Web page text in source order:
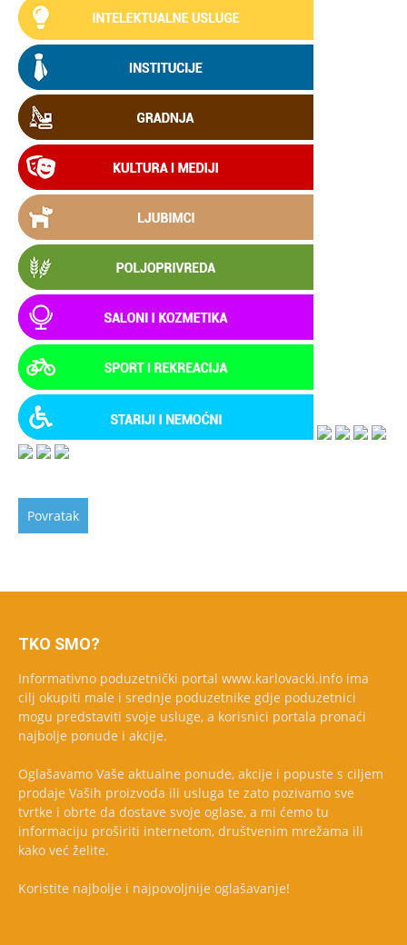
TKO SMO?
Informativno poduzetnički portal www.karlovacki.info ima
cilj okupiti male i srednje poduzetnike gdje poduzetnici
mogu predstaviti svoje usluge, a korisnici portala pronaći
najbolje ponude i akcije.
Oglašavamo Vaše aktualne ponude, akcije i popuste s ciljem
prodaje Vaših proizvoda ili usluga te zato pozivamo sve
tvrtke i obrte da dostave svoje oglase, a mi ćemo tu
informaciju proširiti internetom, društvenim mrežama ili
kako već želite.
Koristite najbolje i najpovoljnije oglašavanje!